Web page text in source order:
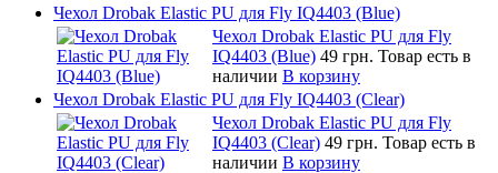
Чехол Drobak Elastic PU для Fly IQ4403 (Blue)
Чехол Drobak Elastic PU для Fly
IQ4403 (Blue) 49 грн. Товар есть в
наличии В корзину
Чехол Drobak Elastic PU для Fly IQ4403 (Clear)
Чехол Drobak Elastic PU для Fly
IQ4403 (Clear) 49 грн. Товар есть в
наличии В корзину